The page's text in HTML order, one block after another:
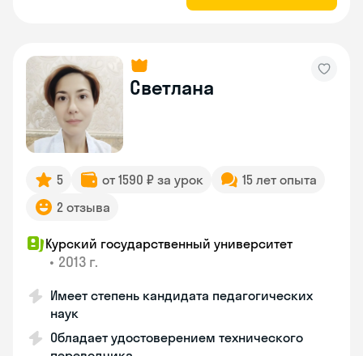
Светлана
5 от 1590 ₽ за урок
15 лет опыта
2 отзыва
Курский государственный университет
• 2013 г.
Имеет степень кандидата педагогических
наук
Обладает удостоверением технического